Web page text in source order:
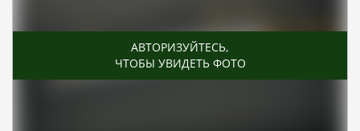
АВТОРИЗУЙТЕСЬ,
ЧТОБЫ УВИДЕТЬ ФОТО